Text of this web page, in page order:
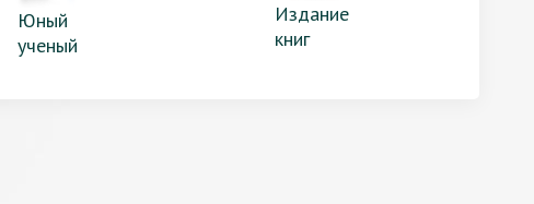
Юный
ученый
Издание
книг